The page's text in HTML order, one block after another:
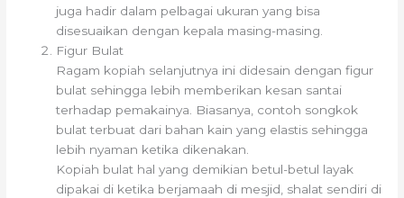
juga hadir dalam pelbagai ukuran yang bisa
disesuaikan dengan kepala masing-masing.
Figur Bulat
Ragam kopiah selanjutnya ini didesain dengan figur
bulat sehingga lebih memberikan kesan santai
terhadap pemakainya. Biasanya, contoh songkok
bulat terbuat dari bahan kain yang elastis sehingga
lebih nyaman ketika dikenakan.
Kopiah bulat hal yang demikian betul-betul layak
dipakai di ketika berjamaah di mesjid, shalat sendiri di